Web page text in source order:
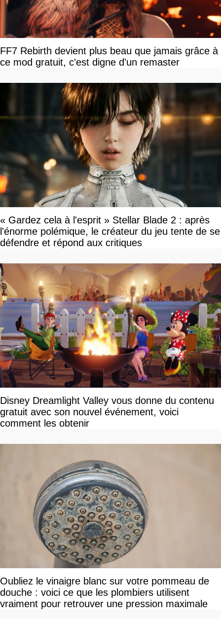
FF7 Rebirth devient plus beau que jamais grâce à
ce mod gratuit, c'est digne d'un remaster
« Gardez cela à l'esprit » Stellar Blade 2 : après
l'énorme polémique, le créateur du jeu tente de se
défendre et répond aux critiques
Disney Dreamlight Valley vous donne du contenu
gratuit avec son nouvel événement, voici
comment les obtenir
Oubliez le vinaigre blanc sur votre pommeau de
douche : voici ce que les plombiers utilisent
vraiment pour retrouver une pression maximale